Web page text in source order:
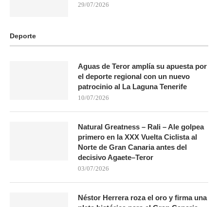
29/07/2026
Deporte
Aguas de Teror amplía su apuesta por
el deporte regional con un nuevo
patrocinio al La Laguna Tenerife
10/07/2026
Natural Greatness – Rali – Ale golpea
primero en la XXX Vuelta Ciclista al
Norte de Gran Canaria antes del
decisivo Agaete–Teror
03/07/2026
Néstor Herrera roza el oro y firma una